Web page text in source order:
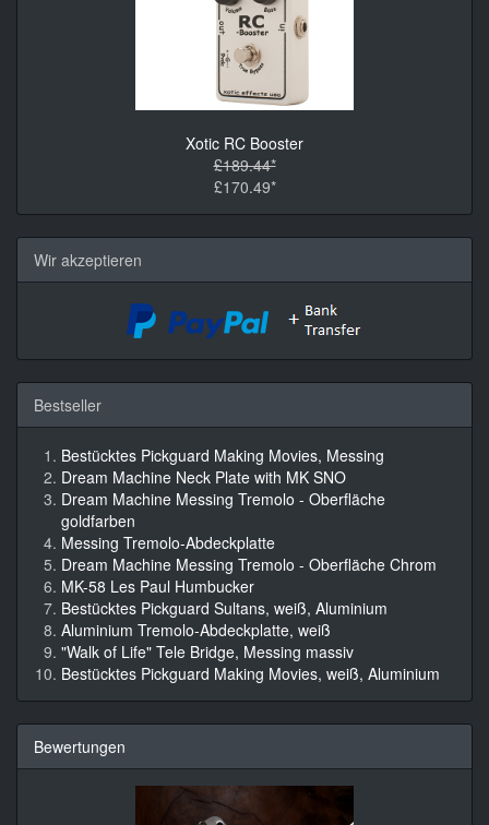
Xotic RC Booster
£189.44*
£170.49*
Wir akzeptieren
Bestseller
Bestücktes Pickguard Making Movies, Messing
Dream Machine Neck Plate with MK SNO
Dream Machine Messing Tremolo - Oberfläche
goldfarben
Messing Tremolo-Abdeckplatte
Dream Machine Messing Tremolo - Oberfläche Chrom
MK-58 Les Paul Humbucker
Bestücktes Pickguard Sultans, weiß, Aluminium
Aluminium Tremolo-Abdeckplatte, weiß
"Walk of Life" Tele Bridge, Messing massiv
Bestücktes Pickguard Making Movies, weiß, Aluminium
Bewertungen